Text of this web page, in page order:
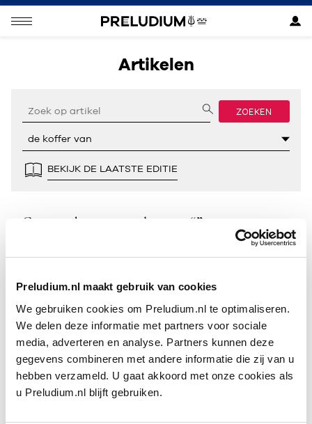
Preludium.nl maakt gebruik van cookies
We gebruiken cookies om Preludium.nl te optimaliseren.
We delen deze informatie met partners voor sociale
media, adverteren en analyse. Partners kunnen deze
gegevens combineren met andere informatie die zij van u
hebben verzameld. U gaat akkoord met onze cookies als
u Preludium.nl blijft gebruiken.
Artikelen
ZOEKEN
BEKIJK DE LAATSTE EDITIE
Geen resultaten gevonden voor “”.